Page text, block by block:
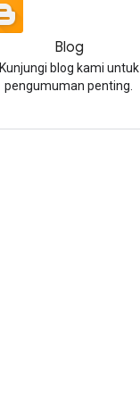
Blog
Kunjungi blog kami untuk
pengumuman penting.